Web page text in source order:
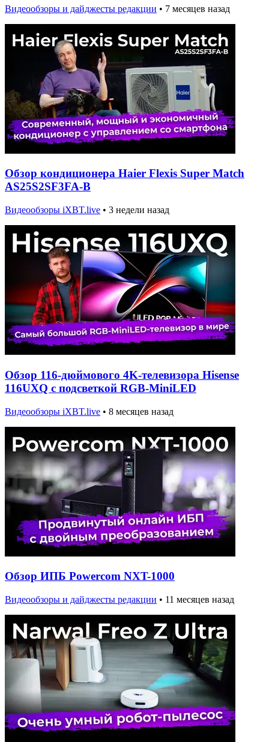
Видеообзоры и дайджесты редакции • 7 месяцев назад
Обзор кондиционера Haier Flexis Super Match
AS25S2SF3FA-B
Видеообзоры iXBT.live • 3 недели назад
Обзор 116-дюймового 4K-телевизора Hisense
116UXQ с подсветкой RGB-MiniLED
Видеообзоры iXBT.live • 8 месяцев назад
Обзор ИПБ Powercom NXT-1000
Видеообзоры и дайджесты редакции • 11 месяцев назад